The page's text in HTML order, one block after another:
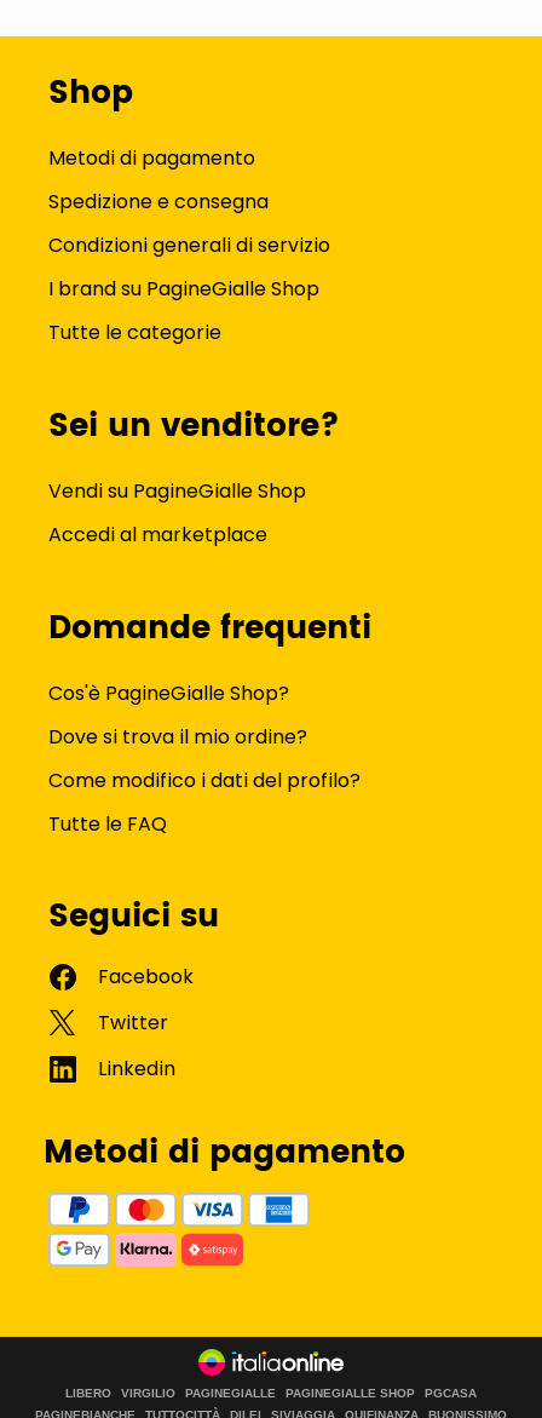
Shop
Metodi di pagamento
Spedizione e consegna
Condizioni generali di servizio
I brand su PagineGialle Shop
Tutte le categorie
Sei un venditore?
Vendi su PagineGialle Shop
Accedi al marketplace
Domande frequenti
Cos'è PagineGialle Shop?
Dove si trova il mio ordine?
Come modifico i dati del profilo?
Tutte le FAQ
Seguici su
Metodi di pagamento
LIBERO VIRGILIO PAGINEGIALLE PAGINEGIALLE SHOP
PGCASA
PAGINEBIANCHE
TUTTOCITTÀ DILEI SIVIAGGIA QUIFINANZA BUONISSIMO